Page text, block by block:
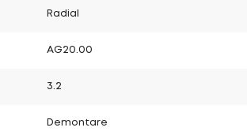
Radial
AG20.00
3.2
Demontare